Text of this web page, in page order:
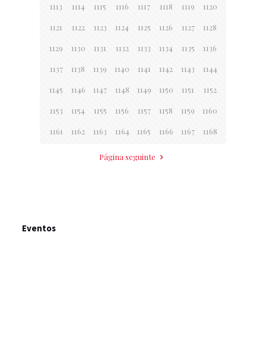
1113 1114 1115 1116 1117 1118 1119 1120
1121 1122 1123 1124 1125 1126 1127 1128
1129 1130 1131 1132 1133 1134 1135 1136
1137 1138 1139 1140 1141 1142 1143 1144
1145 1146 1147 1148 1149 1150 1151 1152
1153 1154 1155 1156 1157 1158 1159 1160
1161 1162 1163 1164 1165 1166 1167 1168
Página seguinte
Eventos